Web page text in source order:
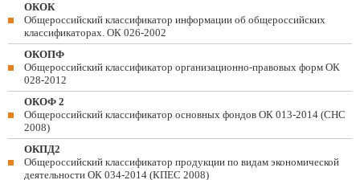
ОКОК
Общероссийский классификатор информации об общероссийских
классификаторах. ОК 026-2002
ОКОПФ
Общероссийский классификатор организационно-правовых форм ОК
028-2012
ОКОФ 2
Общероссийский классификатор основных фондов ОК 013-2014 (СНС
2008)
ОКПД2
Общероссийский классификатор продукции по видам экономической
деятельности ОК 034-2014 (КПЕС 2008)